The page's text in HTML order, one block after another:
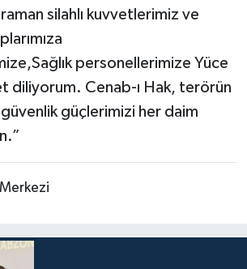
silahlı kuvvetlerimiz ve
personellerimize Yüce
diliyorum. Cenab-ı Hak, terörün
güvenlik güçlerimizi her daim